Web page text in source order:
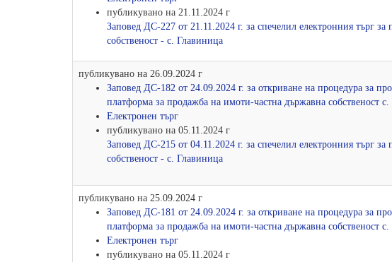
публикувано на 21.11.2024 г
Заповед ДС-227 от 21.11.2024 г. за спечелил електронния търг
собственост - с. Главиница
публикувано на 26.09.2024 г
Заповед ДС-182 от 24.09.2024 г. за откриване на процедура за
платформа за продажба на имоти-частна държавна собственост
Електронен търг
публикувано на 05.11.2024 г
Заповед ДС-215 от 04.11.2024 г. за спечелил електронния търг
собственост - с. Главиница
публикувано на 25.09.2024 г
Заповед ДС-181 от 24.09.2024 г. за откриване на процедура за
платформа за продажба на имоти-частна държавна собственост
Електронен търг
публикувано на 05.11.2024 г